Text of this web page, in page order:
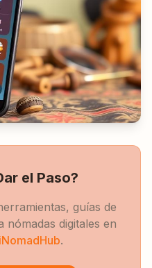
el Paso?
guías de
digitales en
.